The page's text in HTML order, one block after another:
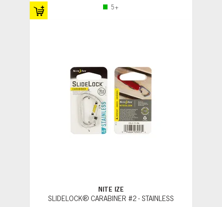
5+
NITE IZE
SLIDELOCK® CARABINER #2 - STAINLESS